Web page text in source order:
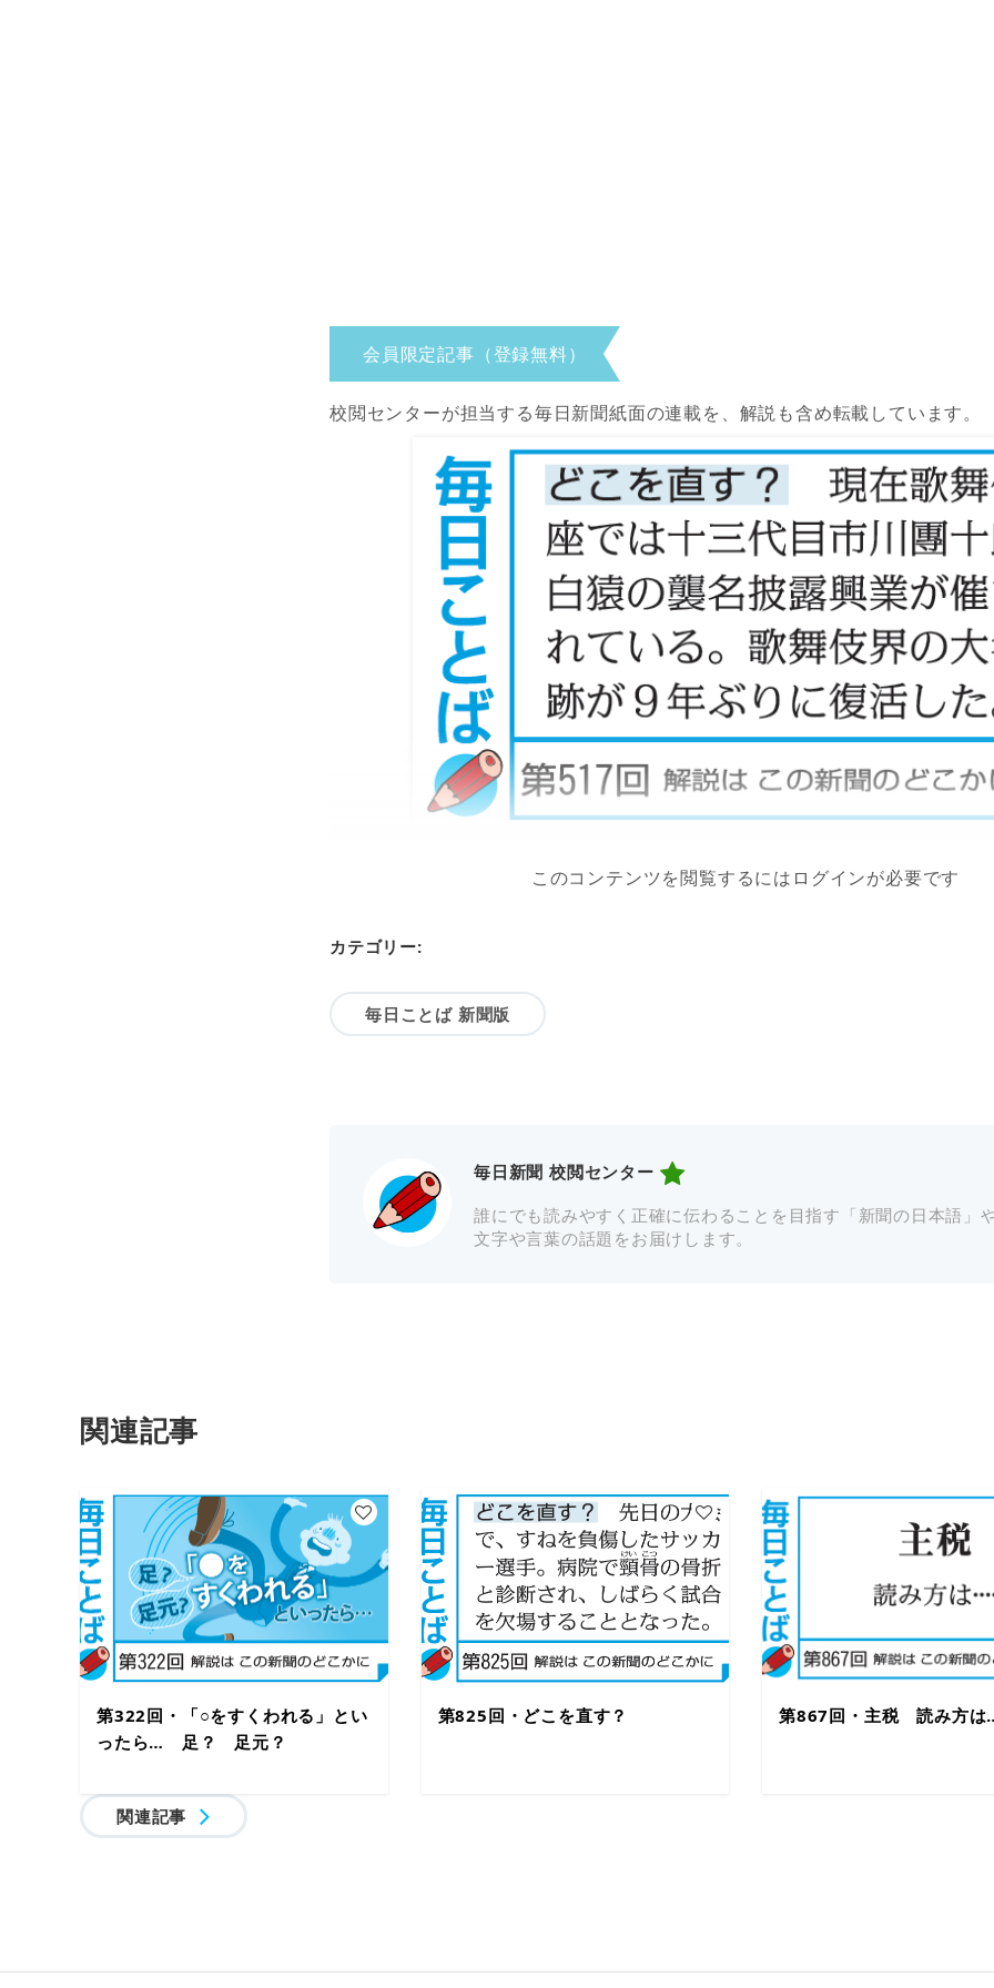
会員限定記事（登録無料）
校閲センターが担当する毎日新聞紙面の連載を、解説も含め転載しています。
このコンテンツを閲覧するにはログインが必要です
カテゴリー:
毎日ことば 新聞版
毎日新聞 校閲センター
誰にでも読みやすく正確に伝わることを目指す「新聞の日本語」
文字や言葉の話題をお届けします。
関連記事
第322回・「○をすくわれる」とい
ったら… 足？ 足元？
第825回・どこを直す？ 第867回・主税 読み方は
関連記事